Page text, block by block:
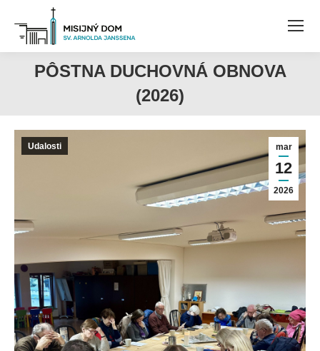
PÔSTNA DUCHOVNÁ OBNOVA
(2026)
mar
12
2026
Udalosti